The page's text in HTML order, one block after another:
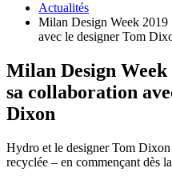
Actualités
Milan Design Week
avec le designer Tom
Milan Design
sa collaboration
Dixon
Hydro et le designer Tom
recyclée – en commençant dès